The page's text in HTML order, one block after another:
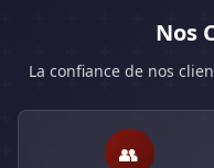
Nos
La confiance de nos
👥